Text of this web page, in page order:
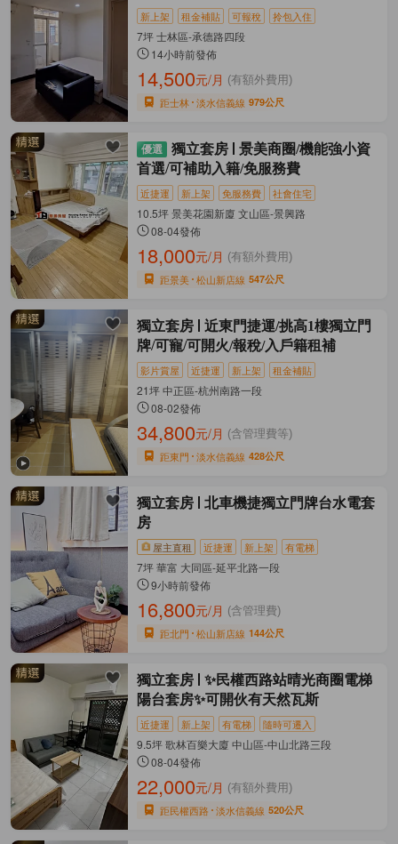
新上架 租金補貼 可報稅 拎包入住
7坪 士林區-承德路四段
14小時前發佈
14,500元/月 (有額外費用)
距士林 淡水信義線 979公尺
獨立套房
景美商圈/機能強小資
首選/可補助入籍/免服務費
近捷運 新上架 免服務費 社會住宅
10.5坪 景美花園新廈 文山區-景興路
08-04發佈
18,000元/月 (有額外費用)
距景美 松山新店線 547公尺
獨立套房
近東門捷運/挑高1樓獨立門
牌/可寵/可開火/報稅/入戶籍租補
影片賞屋 近捷運 新上架 租金補貼
21坪 中正區-杭州南路一段
08-02發佈
34,800元/月 (含管理費等)
距東門 淡水信義線 428公尺
獨立套房
北車機捷獨立門牌台水電套
房
屋主直租 近捷運 新上架 有電梯
7坪 華富 大同區-延平北路一段
9小時前發佈
16,800元/月 (含管理費)
距北門 松山新店線 144公尺
獨立套房
✨民權西路站晴光商圈電梯
陽台套房✨可開伙有天然瓦斯
近捷運 新上架 有電梯 隨時可遷入
9.5坪 歌林百樂大廈 中山區-中山北路三段
08-04發佈
22,000元/月 (有額外費用)
距民權西路 淡水信義線 520公尺